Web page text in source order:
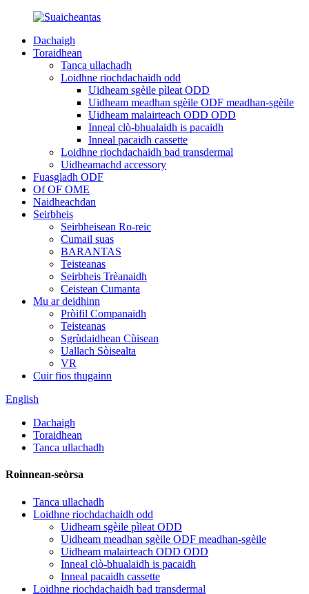
Dachaigh
Toraidhean
Tanca ullachadh
Loidhne riochdachaidh odd
Uidheam sgèile pìleat ODD
Uidheam meadhan sgèile ODF meadhan-sgèile
Uidheam malairteach ODD ODD
Inneal clò-bhualaidh is pacaidh
Inneal pacaidh cassette
Loidhne riochdachaidh bad transdermal
Uidheamachd accessory
Fuasgladh ODF
Of OF OME
Naidheachdan
Seirbheis
Seirbheisean Ro-reic
Cumail suas
BARANTAS
Teisteanas
Seirbheis Trèanaidh
Ceistean Cumanta
Mu ar deidhinn
Pròifil Companaidh
Teisteanas
Sgrùdaidhean Cùisean
Uallach Sòisealta
VR
Cuir fios thugainn
English
Dachaigh
Toraidhean
Tanca ullachadh
Roinnean-seòrsa
Tanca ullachadh
Loidhne riochdachaidh odd
Uidheam sgèile pìleat ODD
Uidheam meadhan sgèile ODF meadhan-sgèile
Uidheam malairteach ODD ODD
Inneal clò-bhualaidh is pacaidh
Inneal pacaidh cassette
Loidhne riochdachaidh bad transdermal